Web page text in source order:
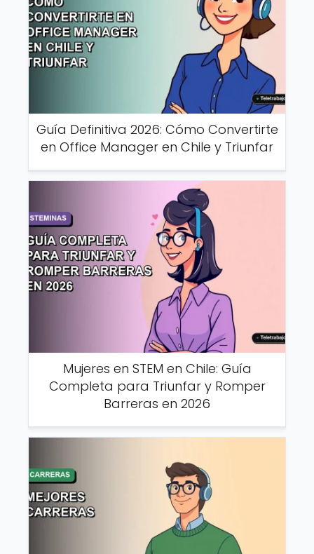
Guía Definitiva 2026: Cómo Convertirte
en Office Manager en Chile y Triunfar
Mujeres en STEM en Chile: Guía
Completa para Triunfar y Romper
Barreras en 2026